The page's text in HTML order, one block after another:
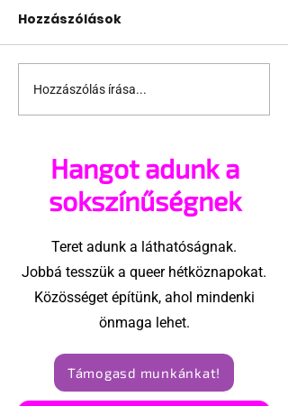
Miket nézzünk idén a
Sziget queer
Hozzászólások
Hozzászólás írása...
Hangot adunk a
sokszínűségnek
Teret adunk a láthatóságnak.
Jobbá tesszük a queer hétköznapokat.
Közösséget építünk, ahol mindenki
önmaga lehet.
Támogasd munkánkat!